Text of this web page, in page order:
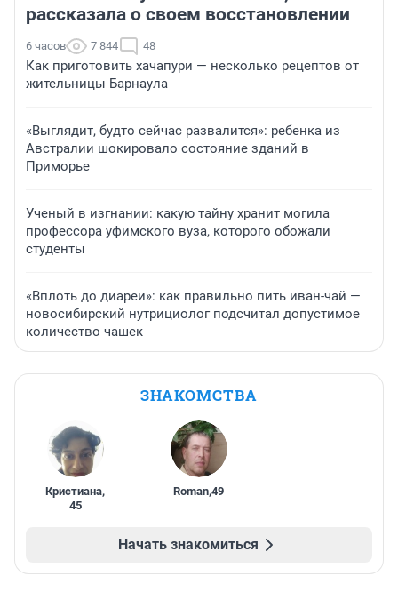
рассказала о своем восстановлении
6 часов 7 844 48
Как приготовить хачапури — несколько рецептов от
жительницы Барнаула
«Выглядит, будто сейчас развалится»: ребенка из
Австралии шокировало состояние зданий в
Приморье
Ученый в изгнании: какую тайну хранит могила
профессора уфимского вуза, которого обожали
студенты
«Вплоть до диареи»: как правильно пить иван-чай —
новосибирский нутрициолог подсчитал допустимое
количество чашек
ЗНАКОМСТВА
Кристиана,
45
Roman,49
Начать знакомиться